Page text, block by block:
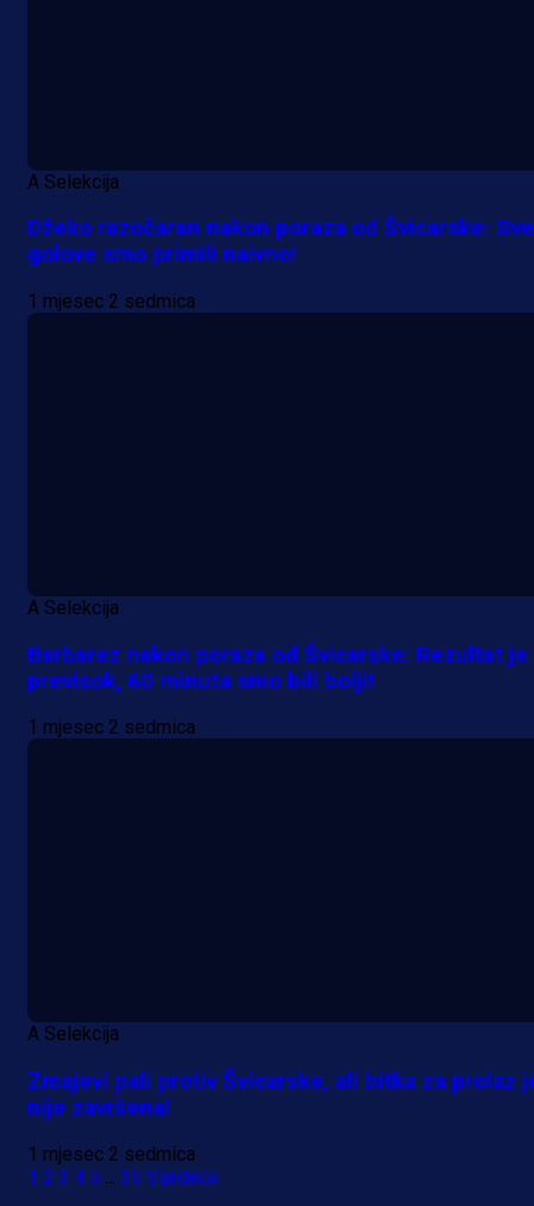
A Selekcija
Džeko razočaran nakon poraza od Švicarske: Sve
golove smo primili naivno!
1 mjesec 2 sedmica
A Selekcija
Barbarez nakon poraza od Švicarske: Rezultat je
previsok, 60 minuta smo bili bolji!
1 mjesec 2 sedmica
A Selekcija
Zmajevi pali protiv Švicarske, ali bitka za prolaz
nije završena!
1 mjesec 2 sedmica
1 2 3 4 5 ... 35 Sljedeća